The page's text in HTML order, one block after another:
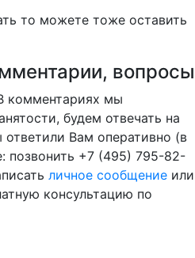
то можете тоже оставить
вопросы
комментариях мы
будем отвечать на
Вам оперативно (в
позвонить +7 (495) 795-82-
личное сообщение или
консультацию по